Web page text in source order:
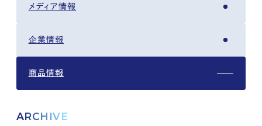
メディア情報
企業情報
商品情報
ARCHIVE